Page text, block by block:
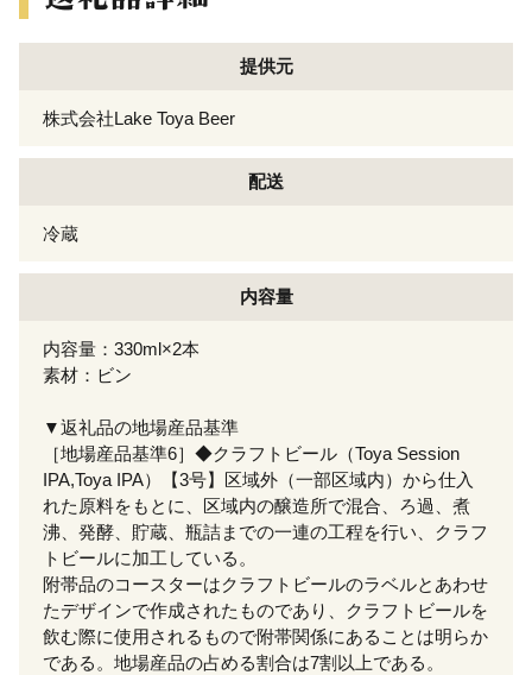
提供元
株式会社Lake Toya Beer
配送
冷蔵
内容量
内容量：330ml×2本
素材：ビン
▼返礼品の地場産品基準
［地場産品基準6］◆クラフトビール（Toya Session
IPA,Toya IPA）【3号】区域外（一部区域内）から仕入
れた原料をもとに、区域内の醸造所で混合、ろ過、煮
沸、発酵、貯蔵、瓶詰までの一連の工程を行い、クラフ
トビールに加工している。
附帯品のコースターはクラフトビールのラベルとあわせ
たデザインで作成されたものであり、クラフトビールを
飲む際に使用されるもので附帯関係にあることは明らか
である。地場産品の占める割合は7割以上である。